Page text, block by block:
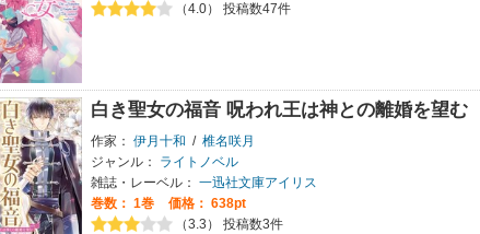
（4.0） 投稿数47件
白き聖女の福音 呪われ王は神との離婚を望む
作家： 伊月十和 / 椎名咲月
ジャンル：
ライトノベル
雑誌・レーベル： 一迅社文庫アイリス
巻数： 1巻
価格： 638pt
（3.3） 投稿数3件